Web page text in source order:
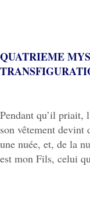
QUATRIEME
Pendant qu’il priait,
son vêtement devint
une nuée, et, de la
est mon Fils, celui